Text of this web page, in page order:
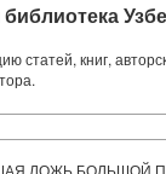
статей, книг,